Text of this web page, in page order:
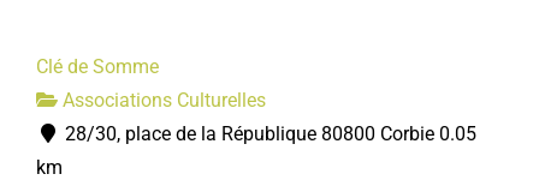
Clé de Somme
Associations Culturelles
28/30, place de la République 80800 Corbie 0.05
km